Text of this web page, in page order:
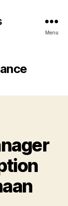
Menu